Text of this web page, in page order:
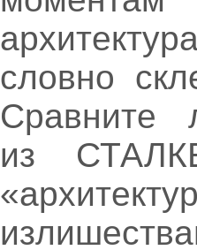
словно
Сравните
из